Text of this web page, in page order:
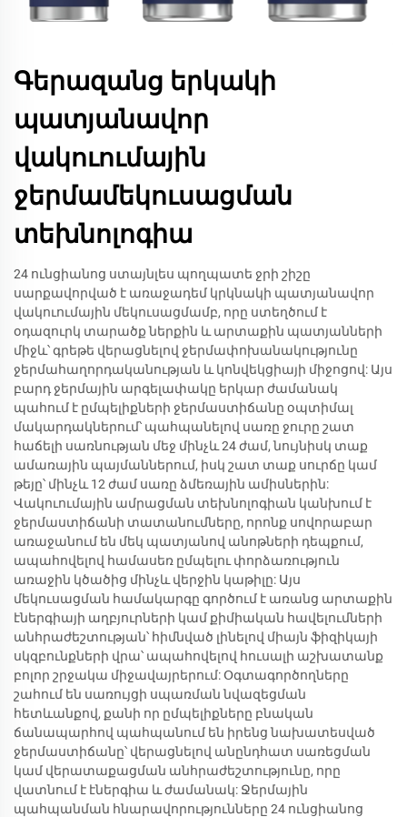
Գերազանց երկակի
պատյանավոր
վակուումային
ջերմամեկուսացման
տեխնոլոգիա
24 ունցիանոց ստայնլես պողպատե ջրի շիշը
սարքավորված է առաջադեմ կրկնակի պատյանավոր
վակուումային մեկուսացմամբ, որը ստեղծում է
օդազուրկ տարածք ներքին և արտաքին պատյանների
միջև՝ գրեթե վերացնելով ջերմափոխանակությունը
ջերմահաղորդականության և կոնվեկցիայի միջոցով: Այս
բարդ ջերմային արգելափակը երկար ժամանակ
պահում է ըմպելիքների ջերմաստիճանը օպտիմալ
մակարդակներում՝ պահպանելով սառը ջուրը շատ
հաճելի սառնության մեջ մինչև 24 ժամ, նույնիսկ տաք
ամառային պայմաններում, իսկ շատ տաք սուրճը կամ
թեյը՝ մինչև 12 ժամ սառը ձմեռային ամիսներին:
Վակուումային ամրացման տեխնոլոգիան կանխում է
ջերմաստիճանի տատանումները, որոնք սովորաբար
առաջանում են մեկ պատյանով անոթների դեպքում,
ապահովելով համասեռ ըմպելու փորձառություն
առաջին կծածից մինչև վերջին կաթիլը: Այս
մեկուսացման համակարգը գործում է առանց արտաքին
էներգիայի աղբյուրների կամ քիմիական հավելումների
անհրաժեշտության՝ հիմնված լինելով միայն ֆիզիկայի
սկզբունքների վրա՝ ապահովելով հուսալի աշխատանք
բոլոր շրջակա միջավայրերում: Օգտագործողները
շահում են սառույցի սպառման նվազեցման
հետևանքով, քանի որ ըմպելիքները բնական
ճանապարհով պահպանում են իրենց նախատեսված
ջերմաստիճանը՝ վերացնելով անընդհատ սառեցման
կամ վերատաքացման անհրաժեշտությունը, որը
վատնում է էներգիա և ժամանակ: Ջերմային
պահպանման հնարավորությունները 24 ունցիանոց